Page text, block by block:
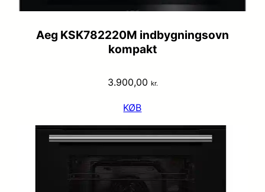
Aeg KSK782220M indbygningsovn
kompakt
3.900,00 kr.
KØB